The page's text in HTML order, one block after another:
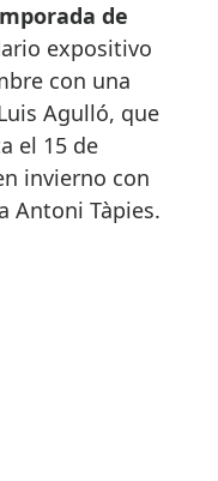
de
expositivo
con una
Agulló, que
el 15 de
invierno con
Antoni Tàpies.